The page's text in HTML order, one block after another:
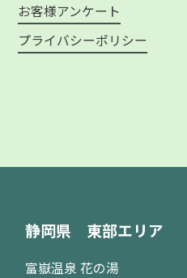
お客様アンケート
プライバシーポリシー
静岡県 東部エリア
富嶽温泉 花の湯